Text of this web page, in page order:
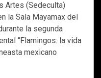
Artes (Sedeculta)
la Sala Mayamax del
la segunda
“Flamingos: la vida
mexicano